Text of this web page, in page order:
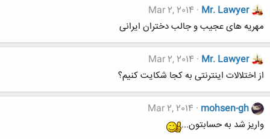
Mr. Lawyer
Mar 2, 2014
مهریه های عجیب و جالب دختران ایرانی
Mr. Lawyer
Mar 2, 2014
از اختلالات اینترنتی به کجا شکایت کنیم؟
mohsen-gh
Mar 2, 2014
واریز شد به حسابتون...